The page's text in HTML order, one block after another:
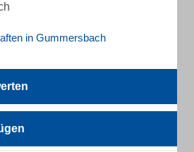
in Gummersbach